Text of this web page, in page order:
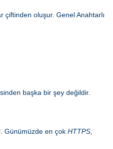
çiftinden oluşur. Genel Anahtarlı
başka bir şey değildir.
Günümüzde en çok HTTPS